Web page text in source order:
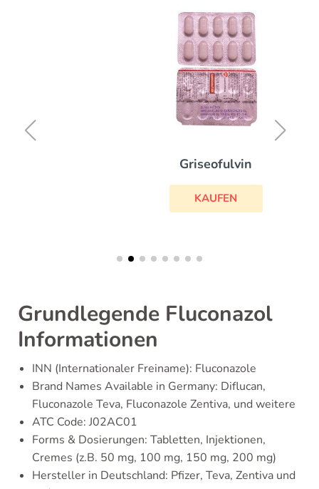
Griseofulvin
Grundlegende Fluconazol
Informationen
INN (Internationaler Freiname): Fluconazole
Brand Names Available in Germany: Diflucan,
Fluconazole Teva, Fluconazole Zentiva, und weitere
ATC Code: J02AC01
Forms & Dosierungen: Tabletten, Injektionen,
Cremes (z.B. 50 mg, 100 mg, 150 mg, 200 mg)
Hersteller in Deutschland: Pfizer, Teva, Zentiva und